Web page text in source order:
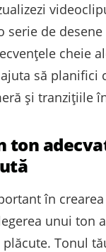
serie de
cheie
să planifici
și tranzițiile
ton
în
unui ton
Tonul